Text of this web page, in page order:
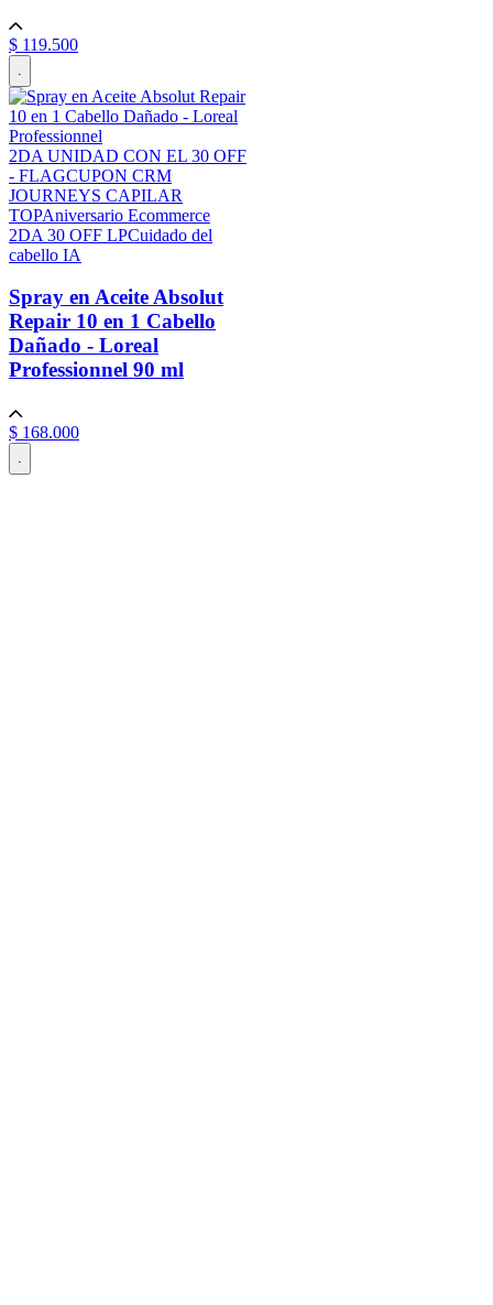
$ 119.500
.
2DA UNIDAD CON EL 30 OFF
- FLAGCUPON CRM
JOURNEYS CAPILAR
TOPAniversario Ecommerce
2DA 30 OFF LPCuidado del
cabello IA
Spray en Aceite Absolut
Repair 10 en 1 Cabello
Dañado - Loreal
Professionnel 90 ml
$ 168.000
.